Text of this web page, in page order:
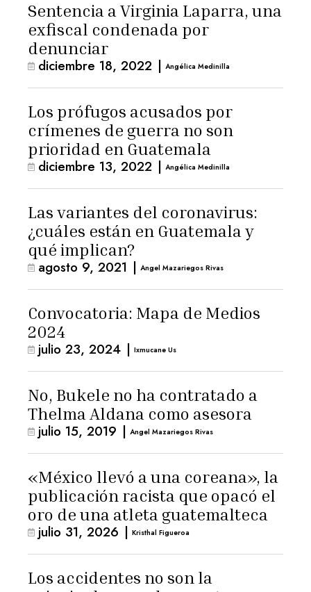
Sentencia a Virginia Laparra, una
exfiscal condenada por
denunciar
diciembre 18, 2022 | Angélica Medinilla
Los prófugos acusados por
crímenes de guerra no son
prioridad en Guatemala
diciembre 13, 2022 | Angélica Medinilla
Las variantes del coronavirus:
¿cuáles están en Guatemala y
qué implican?
agosto 9, 2021 | Angel Mazariegos Rivas
Convocatoria: Mapa de Medios
2024
julio 23, 2024 | Ixmucane Us
No, Bukele no ha contratado a
Thelma Aldana como asesora
julio 15, 2019 | Angel Mazariegos Rivas
«México llevó a una coreana», la
publicación racista que opacó el
oro de una atleta guatemalteca
julio 31, 2026 | Kristhal Figueroa
Los accidentes no son la